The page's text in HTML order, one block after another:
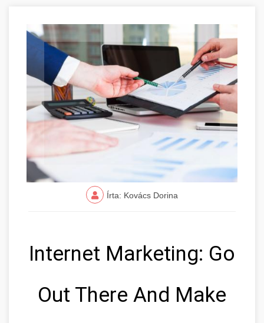
Írta: Kovács Dorina
Internet Marketing: Go
Out There And Make